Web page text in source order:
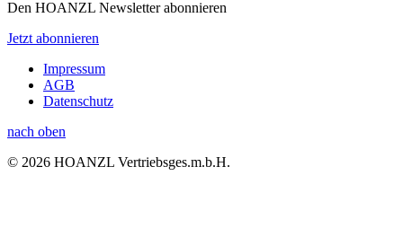
Den HOANZL Newsletter abonnieren
Jetzt abonnieren
Impressum
AGB
Datenschutz
nach oben
© 2026 HOANZL Vertriebsges.m.b.H.